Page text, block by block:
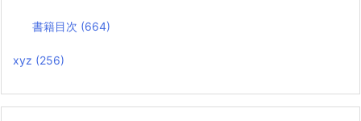
書籍目次 (664)
xyz (256)